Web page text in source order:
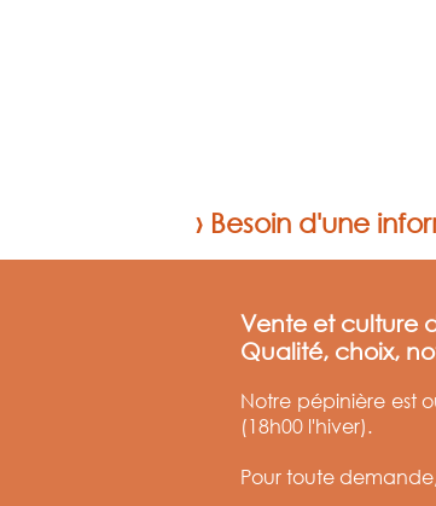
› Besoin d'une
Vente et culture
Qualité, choix,
Notre pépinière est
(18h00 l'hiver).
Pour toute